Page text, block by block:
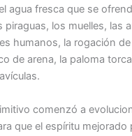
agua fresca que se
piraguas, los muelles, las
humanos, la rogación
de arena, la paloma
comenzó a
que el espíritu mejorado